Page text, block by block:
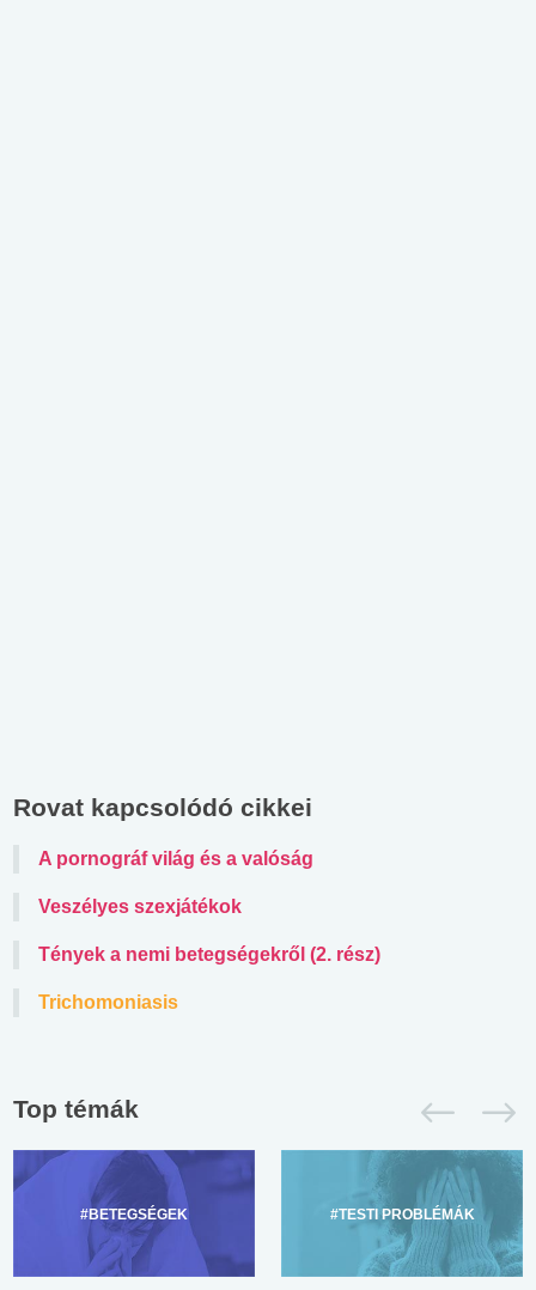
Rovat kapcsolódó cikkei
A pornográf világ és a valóság
Veszélyes szexjátékok
Tények a nemi betegségekről (2. rész)
Trichomoniasis
Top témák
#BETEGSÉGEK #TESTI PROBLÉMÁK